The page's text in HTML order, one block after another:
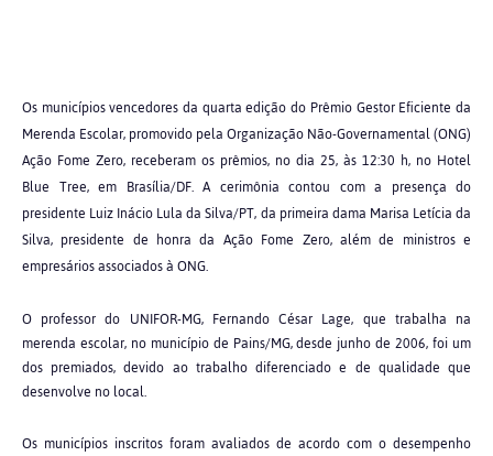
Os municípios vencedores da quarta edição do Prêmio Gestor Eficiente da
Merenda Escolar, promovido pela Organização Não-Governamental (ONG)
Ação Fome Zero, receberam os prêmios, no dia 25, às 12:30 h, no Hotel
Blue Tree, em Brasília/DF. A cerimônia contou com a presença do
presidente Luiz Inácio Lula da Silva/PT, da primeira dama Marisa Letícia da
Silva, presidente de honra da Ação Fome Zero, além de ministros e
empresários associados à ONG.
O professor do UNIFOR-MG, Fernando César Lage, que trabalha na
merenda escolar, no município de Pains/MG, desde junho de 2006, foi um
dos premiados, devido ao trabalho diferenciado e de qualidade que
desenvolve no local.
Os municípios inscritos foram avaliados de acordo com o desempenho